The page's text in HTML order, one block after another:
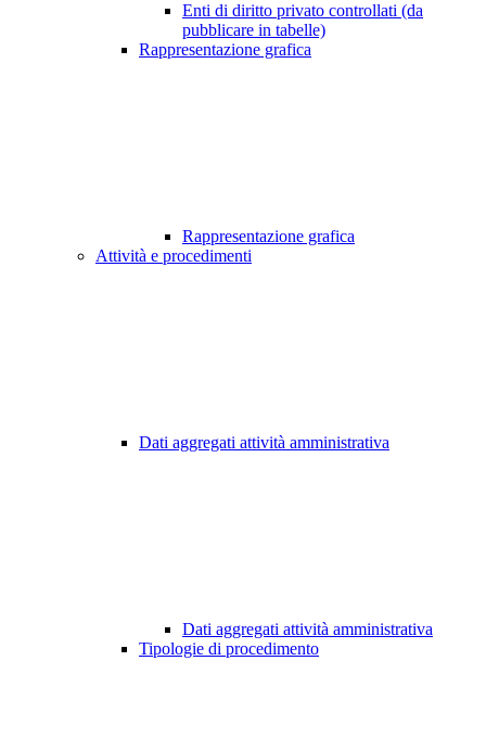
Enti di diritto privato controllati (da
pubblicare in tabelle)
Rappresentazione grafica
Rappresentazione grafica
Attività e procedimenti
Dati aggregati attività amministrativa
Dati aggregati attività amministrativa
Tipologie di procedimento